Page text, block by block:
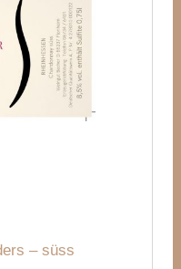
– süss